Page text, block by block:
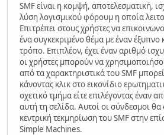
SMF είναι η κομψή, αποτελεσματική,
λύση λογισμικού φόρουμ η οποία
Επιτρέπει στους χρήστες να
ένα συγκεκριμένο θέμα με έναν
τρόπο. Επιπλέον, έχει έναν αριθμό
οι χρήστες μπορούν να
από τα χαρακτηριστικά του SMF
κάνοντας κλικ στο εικονίδιο
σχετικό τμήμα είτε επιλέγοντας έναν
αυτή τη σελίδα. Αυτοί οι σύνδεσμοι
κεντρική τεκμηρίωση του SMF στην
Simple Machines.